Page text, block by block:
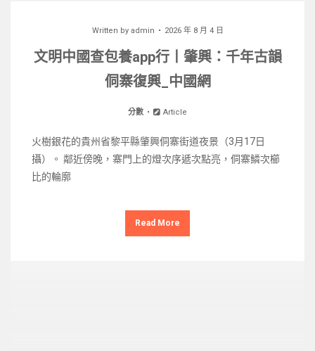
Written by admin 2026 年 8 月 4 日
文明中國查包養app行丨肇興：千年古韻
侗寨復興_中國網
分數 Article
火樹銀花的貴州省黎平縣肇興侗寨街道夜景（3月17日
攝）。 鄰近傍晚，寨門上的燈次序遞次點亮，侗寨鱗次櫛
比的輪廓
Read More